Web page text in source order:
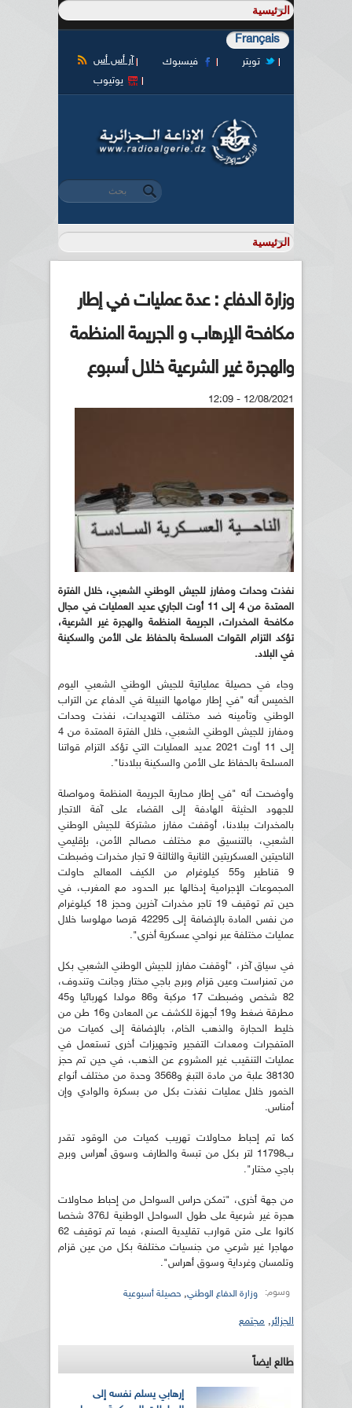
Français
آر أس أس فيسبوك
تويتر
يوتيوب
استمارة البحث
‏بحث ‏
وزارة الدفاع : عدة عمليات في إطار
مكافحة الإرهاب و الجريمة المنظمة
والهجرة غير الشرعية خلال أسبوع
12/08/2021 - 12:09
نفذت وحدات ومفارز للجيش الوطني الشعبي، خلال الفترة
الممتدة من 4 إلى 11 أوت الجاري عديد العمليات في مجال
مكافحة المخدرات، الجريمة المنظمة والهجرة غير الشرعية،
تؤكد التزام القوات المسلحة بالحفاظ على الأمن والسكينة
في البلاد.
وجاء في حصيلة عملياتية للجيش الوطني الشعبي اليوم
الخميس أنه "في إطار مهامها النبيلة في الدفاع عن التراب
الوطني وتأمينه ضد مختلف التهديدات، نفذت وحدات
ومفارز للجيش الوطني الشعبي، خلال الفترة الممتدة من 4
إلى 11 أوت 2021 عديد العمليات التي تؤكد التزام قواتنا
المسلحة بالحفاظ على الأمن والسكينة ببلادنا".
وأوضحت أنه "في إطار محاربة الجريمة المنظمة ومواصلة
للجهود الحثيثة الهادفة إلى القضاء على آفة الاتجار
بالمخدرات ببلادنا، أوقفت مفارز مشتركة للجيش الوطني
الشعبي، بالتنسيق مع مختلف مصالح الأمن، بإقليمي
الناحيتين العسكريتين الثانية والثالثة 9 تجار مخدرات وضبطت
9 قناطير و55 كيلوغرام من الكيف المعالج حاولت
المجموعات الإجرامية إدخالها عبر الحدود مع المغرب، في
حين تم توقيف 19 تاجر مخدرات آخرين وحجز 18 كيلوغرام
من نفس المادة بالإضافة إلى 42295 قرصا مهلوسا خلال
عمليات مختلفة عبر نواحي عسكرية أخرى".
في سياق آخر، "أوقفت مفارز للجيش الوطني الشعبي بكل
من تمنراست وعين قزام وبرج باجي مختار وجانت وتندوف،
82 شخص وضبطت 17 مركبة و86 مولدا كهربائيا و45
مطرقة ضغط و19 أجهزة للكشف عن المعادن و16 طن من
خليط الحجارة والذهب الخام، بالإضافة إلى كميات من
المتفجرات ومعدات التفجير وتجهيزات أخرى تستعمل في
عمليات التنقيب غير المشروع عن الذهب، في حين تم حجز
38130 علبة من مادة التبغ و3568 وحدة من مختلف أنواع
الخمور خلال عمليات نفذت بكل من بسكرة والوادي وإن
أمناس.
كما تم إحباط محاولات تهريب كميات من الوقود تقدر
ب11798 لتر بكل من تبسة والطارف وسوق أهراس وبرج
باجي مختار".
من جهة أخرى، "تمكن حراس السواحل من إحباط محاولات
هجرة غير شرعية على طول السواحل الوطنية لـ376 شخصا
كانوا على متن قوارب تقليدية الصنع، فيما تم توقيف 62
مهاجرا غير شرعي من جنسيات مختلفة بكل من عين قزام
وتلمسان وغرداية وسوق أهراس".
وسوم: وزارة الدفاع الوطني, حصيلة أسبوعية
الجزائر, مجتمع
طالع ايضاً
إرهابي يسلم نفسه إلى